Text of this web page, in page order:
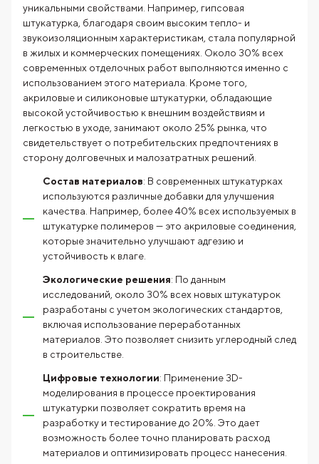
уникальными свойствами. Например, гипсовая
штукатурка, благодаря своим высоким тепло- и
звукоизоляционным характеристикам, стала популярной
в жилых и коммерческих помещениях. Около 30% всех
современных отделочных работ выполняются именно с
использованием этого материала. Кроме того,
акриловые и силиконовые штукатурки, обладающие
высокой устойчивостью к внешним воздействиям и
легкостью в уходе, занимают около 25% рынка, что
свидетельствует о потребительских предпочтениях в
сторону долговечных и малозатратных решений.
Состав материалов: В современных штукатурках
используются различные добавки для улучшения
качества. Например, более 40% всех используемых в
штукатурке полимеров — это акриловые соединения,
которые значительно улучшают адгезию и
устойчивость к влаге.
Экологические решения: По данным
исследований, около 30% всех новых штукатурок
разработаны с учетом экологических стандартов,
включая использование переработанных
материалов. Это позволяет снизить углеродный след
в строительстве.
Цифровые технологии: Применение 3D-
моделирования в процессе проектирования
штукатурки позволяет сократить время на
разработку и тестирование до 20%. Это дает
возможность более точно планировать расход
материалов и оптимизировать процесс нанесения.